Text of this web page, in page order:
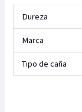
Dureza
Marca
Tipo de caña